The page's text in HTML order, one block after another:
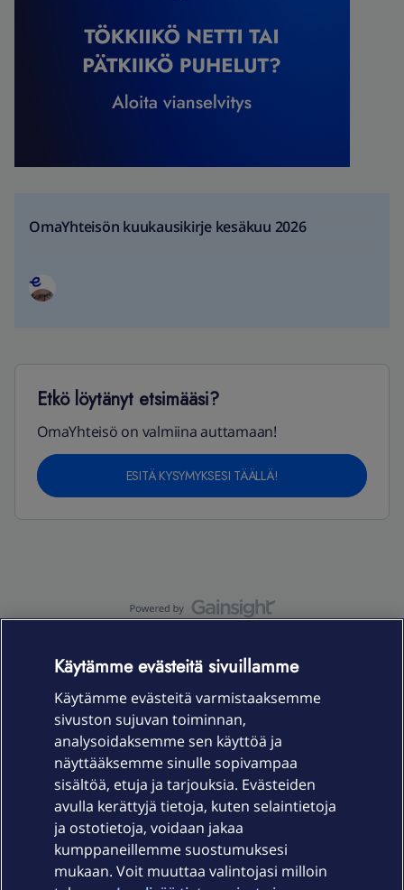
OmaYhteisön kuukausikirje kesäkuu 2026
Etkö löytänyt etsimääsi?
OmaYhteisö on valmiina auttamaan!
ESITÄ KYSYMYKSESI TÄÄLLÄ!
Laitteet & liittymät
Palvelut
Käytämme evästeitä sivuillamme
Käytämme evästeitä varmistaaksemme
sivuston sujuvan toiminnan,
analysoidaksemme sen käyttöä ja
näyttääksemme sinulle sopivampaa
sisältöä, etuja ja tarjouksia. Evästeiden
avulla kerättyjä tietoja, kuten selaintietoja
ja ostotietoja, voidaan jakaa
kumppaneillemme suostumuksesi
mukaan. Voit muuttaa valintojasi milloin